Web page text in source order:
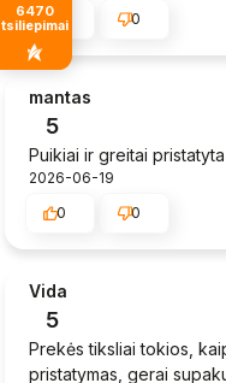
0
0
mantas
5
Puikiai ir greitai
2026-06-19
0
0
Vida
5
Prekės tiksliai tokios,
pristatymas, gerai
6470